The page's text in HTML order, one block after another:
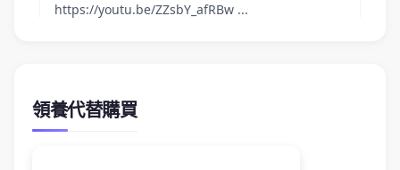
領養代替購買